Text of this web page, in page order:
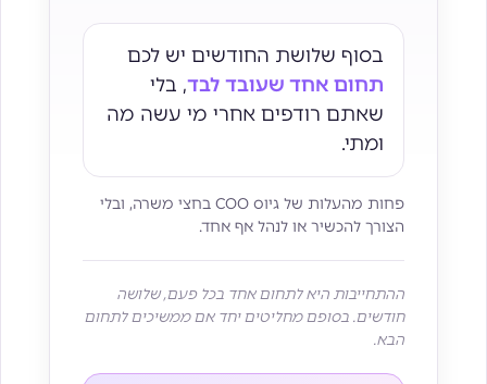
בסוף שלושת החודשים יש לכם
תחום אחד שעובד לבד, בלי
שאתם רודפים אחרי מי עשה מה
ומתי.
פחות מהעלות של גיוס COO בחצי משרה, ובלי
הצורך להכשיר או לנהל אף אחד.
ההתחייבות היא לתחום אחד בכל פעם, שלושה
חודשים. בסופם מחליטים יחד אם ממשיכים לתחום
הבא.